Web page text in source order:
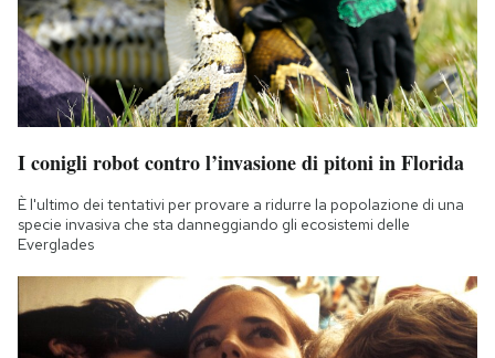
I conigli robot contro l’invasione di pitoni in Florida
È l'ultimo dei tentativi per provare a ridurre la popolazione di una
specie invasiva che sta danneggiando gli ecosistemi delle
Everglades